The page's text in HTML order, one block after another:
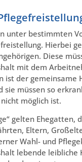
unter bestimmten
Hierbei
Diese
mit dem
ist der gemeinsame
sie müssen so
möglich ist.
gelten Ehegatten,
Eltern,
Wahl- und
lebende leibliche